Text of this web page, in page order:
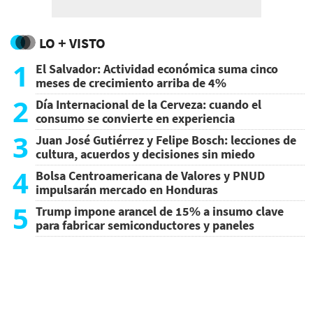
LO + VISTO
1
El Salvador: Actividad económica suma cinco
meses de crecimiento arriba de 4%
2 Día Internacional de la Cerveza: cuando el
consumo se convierte en experiencia
3 Juan José Gutiérrez y Felipe Bosch: lecciones de
cultura, acuerdos y decisiones sin miedo
4 Bolsa Centroamericana de Valores y PNUD
impulsarán mercado en Honduras
5 Trump impone arancel de 15% a insumo clave
para fabricar semiconductores y paneles